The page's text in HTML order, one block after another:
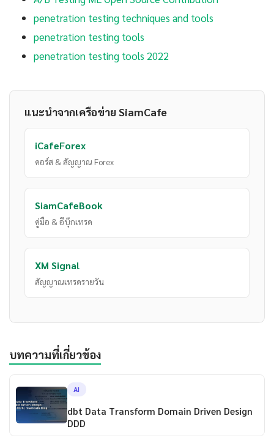
penetration testing techniques and tools
penetration testing tools
penetration testing tools 2022
แนะนำจากเครือข่าย SiamCafe
iCafeForex
คอร์ส & สัญญาณ Forex
SiamCafeBook
คู่มือ & อีบุ๊กเทรด
XM Signal
สัญญาณเทรดรายวัน
บทความที่เกี่ยวข้อง
AI
dbt Data Transform Domain Driven Design
DDD